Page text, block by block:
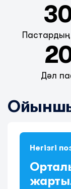
Дәл
Негізгі